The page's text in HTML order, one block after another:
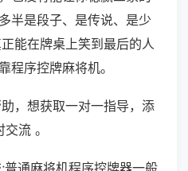
半是段子、是传说、是少
能在牌桌上笑到最后的人
程序控牌麻将机。
，想获取一对一指导，添
流 。
通麻将机程序控牌器一般